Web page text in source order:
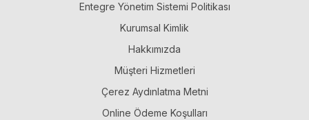
Entegre Yönetim Sistemi Politikası
Kurumsal Kimlik
Hakkımızda
Müşteri Hizmetleri
Çerez Aydınlatma Metni
Online Ödeme Koşulları